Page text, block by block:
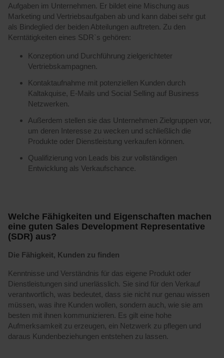
Aufgaben im Unternehmen. Er bildet eine Mischung aus
Marketing und Vertriebsaufgaben ab und kann dabei sehr gut
als Bindeglied der beiden Abteilungen auftreten. Zu den
Kerntätigkeiten eines SDR`s gehören:
Konzeption und Durchführung zielgerichteter
Vertriebskampagnen.
Kontaktaufnahme mit potenziellen Kunden durch
Kaltakquise, E-Mails und Social Selling auf Business
Netzwerken.
Außerdem stellen sie das Unternehmen Zielgruppen vor,
um deren Interesse zu wecken und schließlich die
Produkte oder Dienstleistung verkaufen können.
Qualifizierung von Leads bis zur vollständigen
Entwicklung als Verkaufschance.
Welche Fähigkeiten und Eigenschaften machen
eine guten Sales Development Representative
(SDR) aus?
Die Fähigkeit, Kunden zu finden
Kenntnisse und Verständnis für das eigene Produkt oder
Dienstleistungen sind unerlässlich. Sie sind für den Verkauf
verantwortlich, was bedeutet, dass sie nicht nur genau wissen
müssen, was ihre Kunden wollen, sondern auch, wie sie am
besten mit ihnen kommunizieren. Es gilt eine hohe
Aufmerksamkeit zu erzeugen, ein Netzwerk zu pflegen und
daraus Kundenbeziehungen entstehen zu lassen.